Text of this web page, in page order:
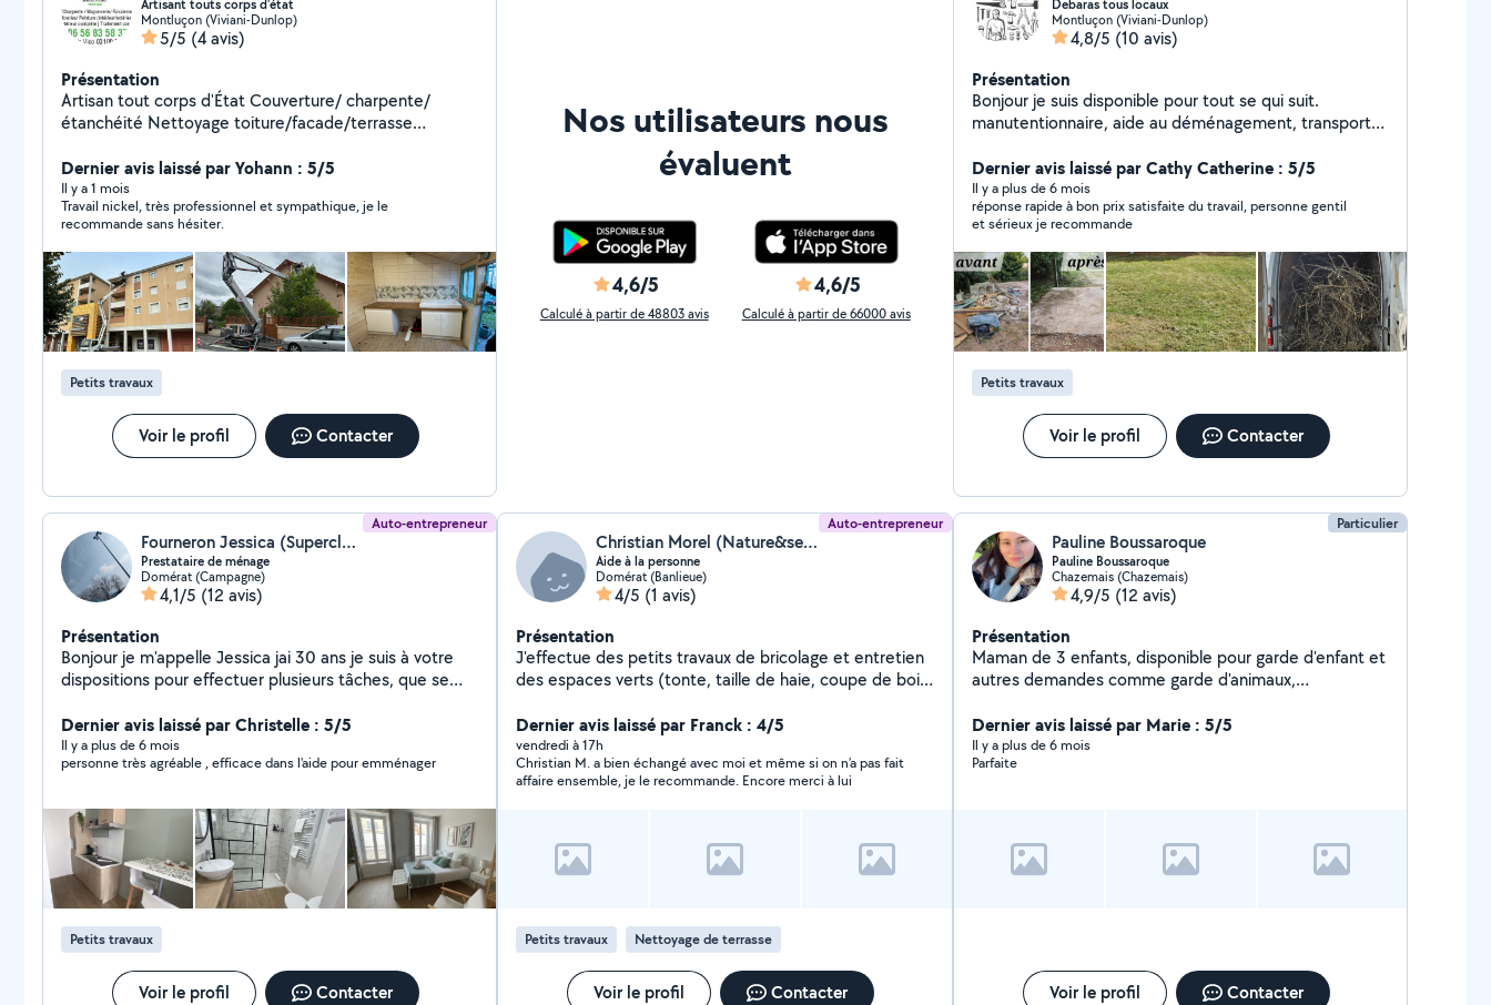
Artisant touts corps d'état
Montluçon (Viviani-Dunlop)
5/5 (4 avis)
Présentation
Artisan tout corps d'État Couverture/ charpente/
étanchéité Nettoyage toiture/facade/terrasse
Terrassement Traitement de l'amiante (désamiantage)
Petit travaux de plomberie/ électricité Vide maison
Traitement de l'humidité Bricolage
Dernier avis laissé par Yohann : 5/5
Il y a 1 mois
Travail nickel, très professionnel et sympathique, je le
recommande sans hésiter.
Petits travaux
Voir le profil Contacter
Nos utilisateurs nous
évaluent
4,6/5
Calculé à partir de 48803 avis
4,6/5
Calculé à partir de 66000 avis
Debaras tous locaux
Montluçon (Viviani-Dunlop)
4,8/5 (10 avis)
Présentation
Bonjour je suis disponible pour tout se qui suit.
manutentionnaire, aide au déménagement, transport
jardins, vide maisons, caves, grenier, montage ou
demontage de meubles ainsi que de tringles a rideaux
ou luminaire.
Dernier avis laissé par Cathy Catherine : 5/5
Il y a plus de 6 mois
réponse rapide à bon prix satisfaite du travail, personne gentil
et sérieux je recommande
Petits travaux
Voir le profil Contacter
Auto-entrepreneur
Fourneron Jessica (Superclean03)
Prestataire de ménage
Domérat (Campagne)
4,1/5 (12 avis)
Présentation
Bonjour je m'appelle Jessica jai 30 ans je suis à votre
dispositions pour effectuer plusieurs tâches, que se
Dernier avis laissé par Christelle : 5/5
Il y a plus de 6 mois
personne très agréable , efficace dans l'aide pour emménager
Petits travaux
Voir le profil Contacter
Auto-entrepreneur
Christian Morel (Nature&services03)
Aide à la personne
Domérat (Banlieue)
4/5 (1 avis)
Présentation
J'effectue des petits travaux de bricolage et entretien
des espaces verts (tonte, taille de haie, coupe de bois,
Dernier avis laissé par Franck : 4/5
vendredi à 17h
Christian M. a bien échangé avec moi et même si on n’a pas fait
affaire ensemble, je le recommande. Encore merci à lui
Petits travaux Nettoyage de terrasse
Voir le profil Contacter
Particulier
Pauline Boussaroque
Pauline Boussaroque
Chazemais (Chazemais)
4,9/5 (12 avis)
Présentation
Maman de 3 enfants, disponible pour garde d'enfant et
autres demandes comme garde d'animaux,
Possibilité de réaliser votre ménage. Paiement possible
en CESU (réduction crédit d'impôt) Possibilité de vous
véhiculée pour vos courses ou vos rendez-vous. Je suis
Dernier avis laissé par Marie : 5/5
Il y a plus de 6 mois
Parfaite
Voir le profil Contacter